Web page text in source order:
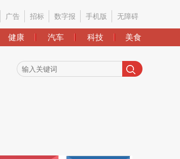
广告 招标 数字报 手机版 无障碍
健康 汽车 科技 美食